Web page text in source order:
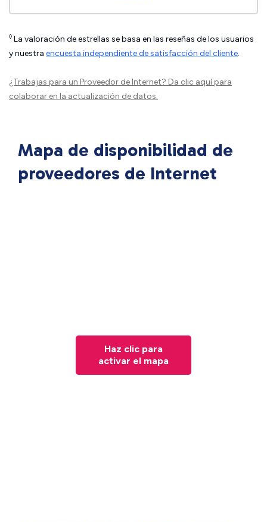
◊ La valoración de estrellas se basa en las reseñas de los usuarios
y nuestra encuesta independiente de satisfacción del cliente.
¿Trabajas para un Proveedor de Internet? Da clic aquípara
colaborar en la actualización de datos.
Mapa de disponibilidad de
proveedores de Internet
Haz clic para
activar el mapa